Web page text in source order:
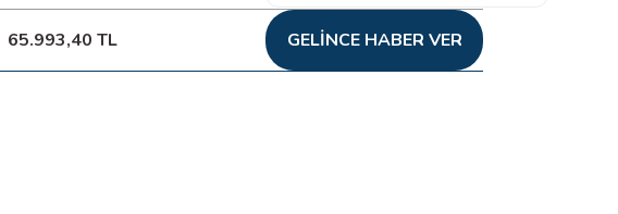
65.993,40 TL GELINCE HABER VER